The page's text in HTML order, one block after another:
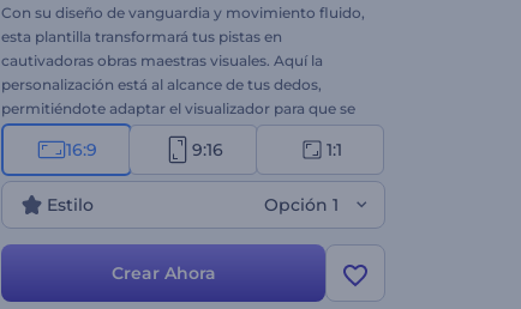
Con su diseño de vanguardia y movimiento fluido,
esta plantilla transformará tus pistas en
cautivadoras obras maestras visuales. Aquí la
personalización está al alcance de tus dedos,
permitiéndote adaptar el visualizador para que se
ajuste al estilo y estado de ánimo de tu música.
Sube tu pista, elige entre varios estilos de color y
observa cómo los sonidos cobran vida en una
sinfonía de formas líquidas. Ideal para promociones
musicales, lanzamientos de canciones, canales de
YouTube y muchos otros proyectos más. ¡Pruébalo
16:9 9:16 1:1
Estilo Opción 1
Crear Ahora